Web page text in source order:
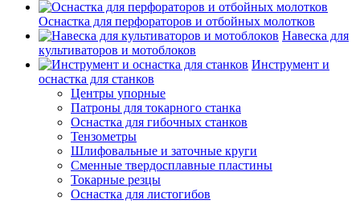
Оснастка для перфораторов и отбойных молотков
Навеска для
культиваторов и мотоблоков
Инструмент и
оснастка для станков
Центры упорные
Патроны для токарного станка
Оснастка для гибочных станков
Тензометры
Шлифовальные и заточные круги
Сменные твердосплавные пластины
Токарные резцы
Оснастка для листогибов